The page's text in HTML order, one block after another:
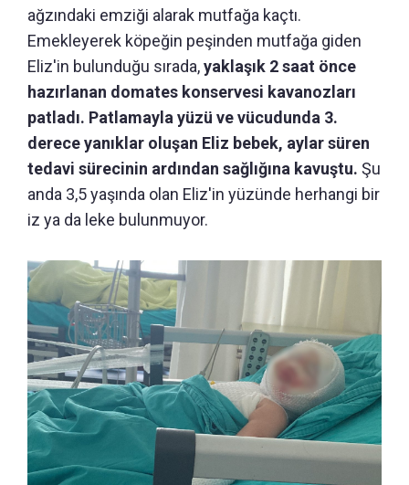
ağzındaki emziği alarak mutfağa kaçtı.
Emekleyerek köpeğin peşinden mutfağa giden
Eliz'in bulunduğu sırada,yaklaşık 2 saat önce
hazırlanan domates konservesi kavanozları
patladı. Patlamayla yüzü ve vücudunda 3.
derece yanıklar oluşan Eliz bebek, aylar süren
tedavi sürecinin ardından sağlığına kavuştu. Şu
anda 3,5 yaşında olan Eliz'in yüzünde herhangi bir
iz ya da leke bulunmuyor.